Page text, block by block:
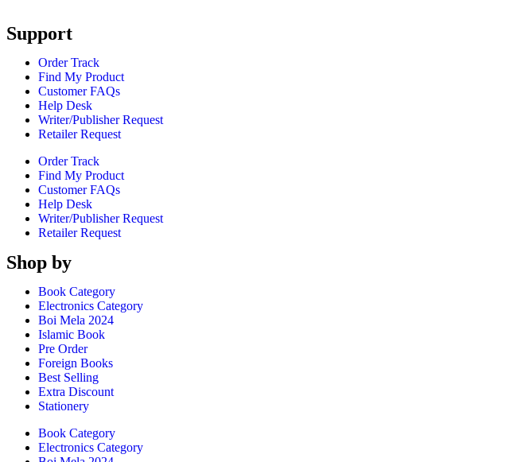
Support
Order Track
Find My Product
Customer FAQs
Help Desk
Writer/Publisher Request
Retailer Request
Order Track
Find My Product
Customer FAQs
Help Desk
Writer/Publisher Request
Retailer Request
Shop by
Book Category
Electronics Category
Boi Mela 2024
Islamic Book
Pre Order
Foreign Books
Best Selling
Extra Discount
Stationery
Book Category
Electronics Category